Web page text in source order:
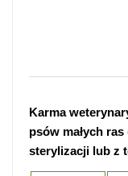
Karma
psów małych
sterylizacji lub z